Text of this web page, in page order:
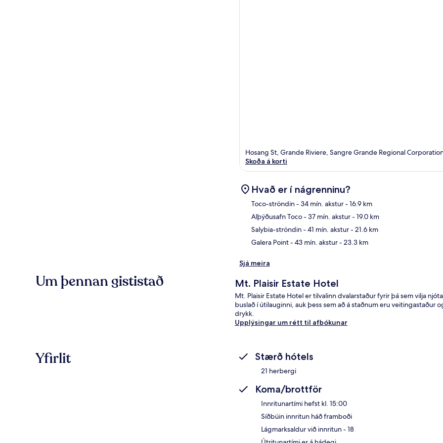
Hosang St, Grande Riviere, Sangre Grande Regional
Skoða á korti
Hvað er í nágrenninu?
Toco-ströndin- 34 mín. akstur- 16.9 km
Alþýðusafn Toco- 37 mín. akstur- 19.0 km
Salybia-ströndin- 41 mín. akstur- 21.6 km
Galera Point- 43 mín. akstur- 23.3 km
Sjá meira
Um þennan gististað Mt. Plaisir Estate Hotel
Mt. Plaisir Estate Hotel er tilvalinn dvalarstaður fyrir þá sem vilja
buslað í útilauginni, auk þess sem að á staðnum eru
drykk.
Upplýsingar um rétt til afbókunar
Yfirlit Stærð hótels
21 herbergi
Koma/brottför
Innritunartími hefst kl. 15:00
Síðbúin innritun háð framboði
Lágmarksaldur við innritun - 18